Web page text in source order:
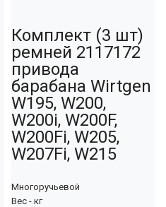
Комплект (3 шт)
ремней 2117172
привода
барабана Wirtgen
W195, W200,
W200i, W200F,
W200Fi, W205,
W207Fi, W215
Многоручьевой
Вес - кг